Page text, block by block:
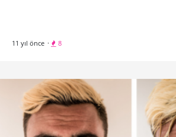
11 yıl önce · 8